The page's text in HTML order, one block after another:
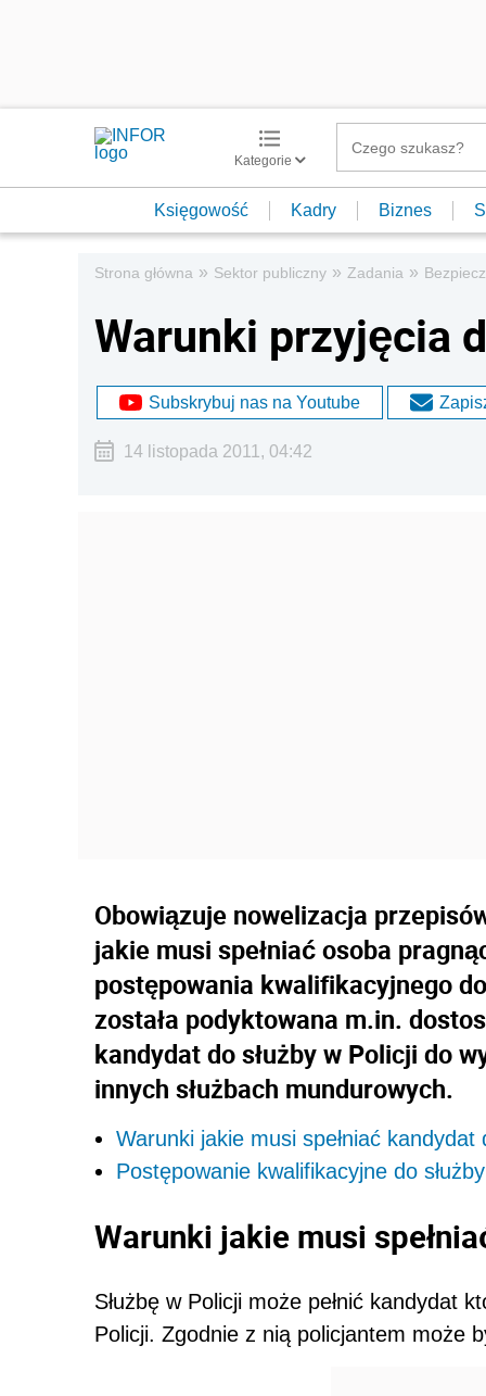
Kategorie
Księgowość Kadry Biznes
Strona główna » Sektor publiczny » Zadania »
Warunki przyjęcia
Subskrybuj nas na Youtube
14 listopada 2011, 04:42
Obowiązuje nowelizacja
jakie musi spełniać osoba
postępowania kwalifikacyjnego
została podyktowana m.in.
kandydat do służby w Policji do
innych służbach mundurowych.
Warunki jakie musi spełniać kandydat
Postępowanie kwalifikacyjne do
Warunki jakie musi
Służbę w Policji może pełnić kandydat
Policji. Zgodnie z nią policjantem może